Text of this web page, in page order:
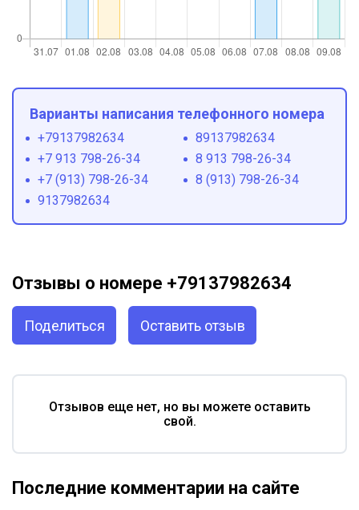
Варианты написания телефонного номера
+79137982634
89137982634
+7 913 798-26-34
8 913 798-26-34
+7 (913) 798-26-34
8 (913) 798-26-34
9137982634
Отзывы о номере +79137982634
Поделиться Оставить отзыв
Отзывов еще нет, но вы можете оставить
свой.
Последние комментарии на сайте